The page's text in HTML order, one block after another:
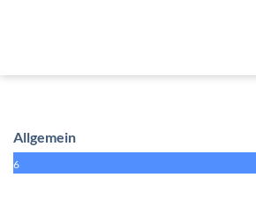
Allgemein
6